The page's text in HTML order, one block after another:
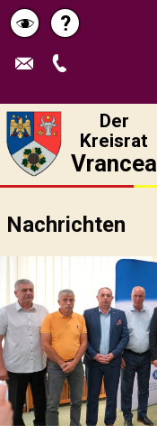
Schimbă
contrastul
Pagina
de
?
Der
Kreisrat
Vrancea
Nachrichten